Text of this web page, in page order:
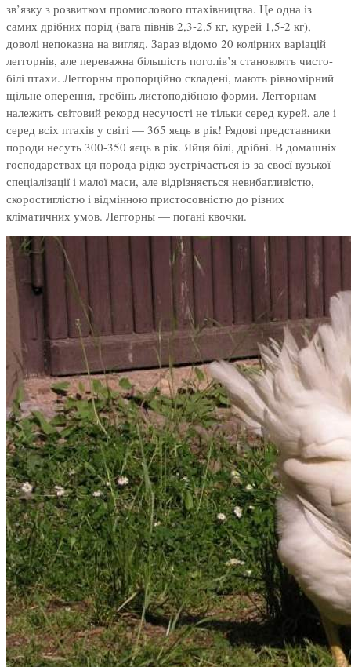
зв’язку з розвитком промислового птахівництва. Це одна із
самих дрібних порід (вага півнів 2,3-2,5 кг, курей 1,5-2 кг),
доволі непоказна на вигляд. Зараз відомо 20 колірних варіацій
леггорнів, але переважна більшість поголів’я становлять чисто-
білі птахи. Леггорны пропорційно складені, мають рівномірний
щільне оперення, гребінь листоподібною форми. Леггорнам
належить світовий рекорд несучості не тільки серед курей, але і
серед всіх птахів у світі — 365 яєць в рік! Рядові представники
породи несуть 300-350 яєць в рік. Яйця білі, дрібні. В домашніх
господарствах ця порода рідко зустрічається із-за своєї вузької
спеціалізації і малої маси, але відрізняється невибагливістю,
скоростиглістю і відмінною пристосовністю до різних
кліматичних умов. Леггорны — погані квочки.